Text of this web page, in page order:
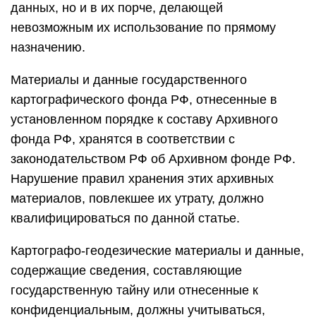
данных, но и в их порче, делающей
невозможным их использование по прямому
назначению.
Материалы и данные государственного
картографического фонда РФ, отнесенные в
установленном порядке к составу Архивного
фонда РФ, хранятся в соответствии с
законодательством РФ об Архивном фонде РФ.
Нарушение правил хранения этих архивных
материалов, повлекшее их утрату, должно
квалифицироваться по данной статье.
Картографо-геодезические материалы и данные,
содержащие сведения, составляющие
государственную тайну или отнесенные к
конфиденциальным, должны учитываться,